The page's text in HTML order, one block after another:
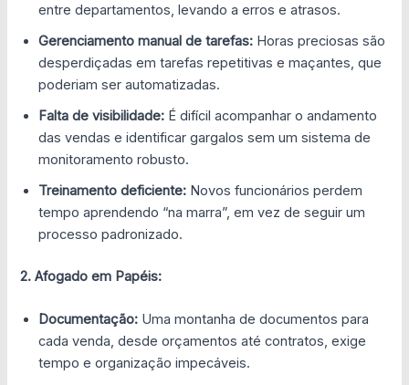
entre departamentos, levando a erros e atrasos.
Gerenciamento manual de tarefas: Horas preciosas são
desperdiçadas em tarefas repetitivas e maçantes, que
poderiam ser automatizadas.
Falta de visibilidade: É difícil acompanhar o andamento
das vendas e identificar gargalos sem um sistema de
monitoramento robusto.
Treinamento deficiente: Novos funcionários perdem
tempo aprendendo “na marra”, em vez de seguir um
processo padronizado.
2. Afogado em Papéis:
Documentação: Uma montanha de documentos para
cada venda, desde orçamentos até contratos, exige
tempo e organização impecáveis.